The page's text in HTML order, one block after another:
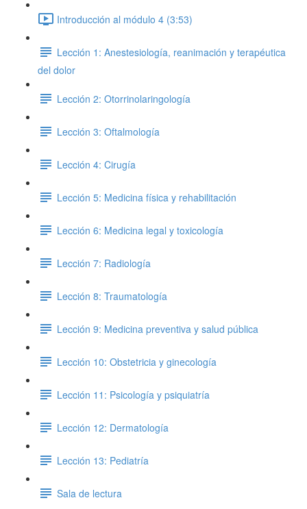
Introducción al módulo 4 (3:53)
Lección 1: Anestesiología, reanimación y terapéutica
del dolor
Lección 2: Otorrinolaringología
Lección 3: Oftalmología
Lección 4: Cirugía
Lección 5: Medicina física y rehabilitación
Lección 6: Medicina legal y toxicología
Lección 7: Radiología
Lección 8: Traumatología
Lección 9: Medicina preventiva y salud pública
Lección 10: Obstetricia y ginecología
Lección 11: Psicología y psiquiatría
Lección 12: Dermatología
Lección 13: Pediatría
Sala de lectura